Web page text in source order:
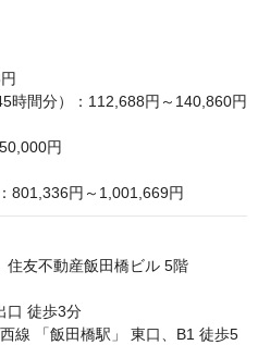
時間分）：112,688円～140,860円
円
801,336円～1,001,669円
住友不動産飯田橋ビル 5階
口 徒歩3分
線 「飯田橋駅」 東口、B1 徒歩5